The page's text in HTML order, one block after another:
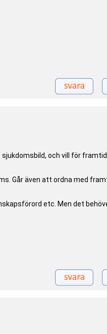
och vill för
Går även att ordna med
etc. Men det